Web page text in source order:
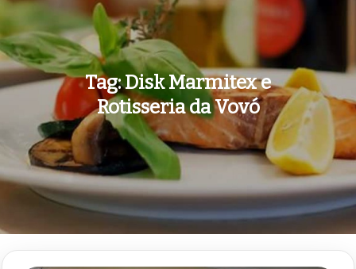
Tag:Disk Marmitex e
Rotisseria da Vovó